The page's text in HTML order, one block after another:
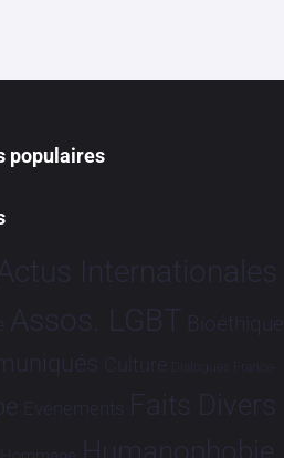
populaires
Internationales
Assos. LGBT Bioéthique
Culture Dialogues France-
Evénements Faits Divers
Humanophobie